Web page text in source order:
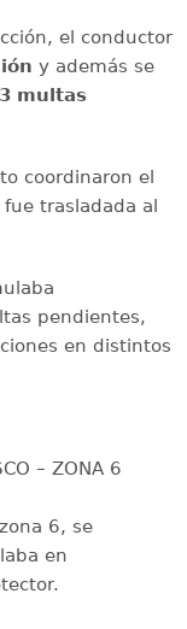
el conductor
y además se
multas
coordinaron el
trasladada al
pendientes,
en distintos
– ZONA 6
6, se
en